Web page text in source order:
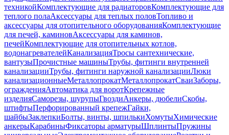
техникойКомплектующие для радиаторовКомплектующие для
теплого полаАксессуары для теплых половТопливо и
аксессуары для отопительного оборудованияКомплектующие
для печей, каминовАксессуары для каминов,
печейКомплектующие для отопительных котлов,
водонагревателейКанализацияТросы сантехнические,
вантузыПрочистные машиныТрубы, фитинги внутренней
канализацииТрубы, фитинги наружной канализацииЛюки
канализационныеМеталлопрокатМеталлопрокатСваиЗаборы,
огражденияАвтоматика для воротКрепежные
изделияСаморезы, шурупыГвоздиАнкеры, дюбелиСкобы,
штифтыПерфорированный крепежГайки,
шайбыЗаклепкиБолты, винты, шпилькиХомутыХимические
анкерыКарабиныФиксаторы арматурыШплинтыПружины